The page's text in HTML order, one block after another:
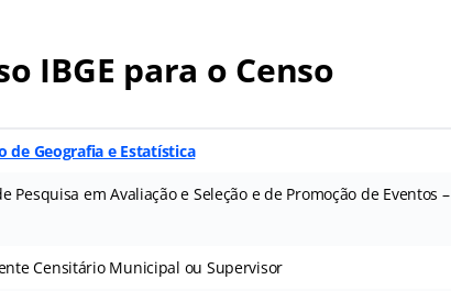
IBGE para o Censo
de Geografia e Estatística
Pesquisa em Avaliação e Seleção e de Promoção de Eventos –
Censitário Municipal ou Supervisor